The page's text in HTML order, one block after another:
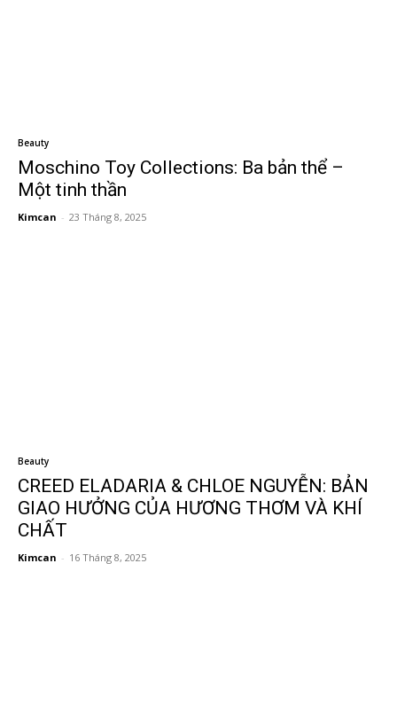
Beauty
Moschino Toy Collections: Ba bản thể –
Một tinh thần
Kimcan - 23 Tháng 8, 2025
Beauty
CREED ELADARIA & CHLOE NGUYỄN: BẢN
GIAO HƯỞNG CỦA HƯƠNG THƠM VÀ KHÍ
CHẤT
Kimcan - 16 Tháng 8, 2025